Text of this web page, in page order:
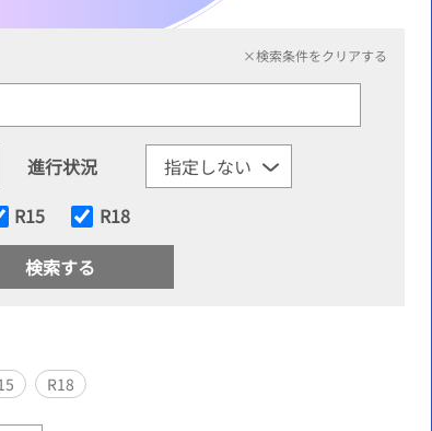
×検索条件をクリアする
進行状況
R15 R18
R18